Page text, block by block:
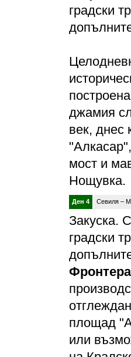
градски
джамия
век, днес
мост и
Нощувка.
Ден 4 Севиля –
Закуска.
градски
Фронтера
площад
или